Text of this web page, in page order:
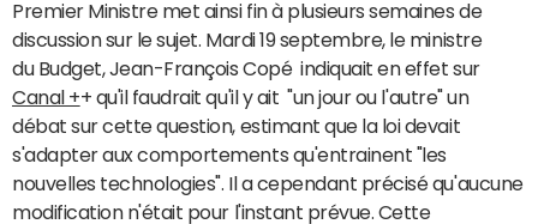
Premier Ministre met ainsi fin à plusieurs semaines de
discussion sur le sujet. Mardi 19 septembre, le ministre
du Budget, Jean-François Copé indiquait en effet sur
Canal ++ qu'il faudrait qu'il y ait "un jour ou l'autre" un
débat sur cette question, estimant que la loi devait
s'adapter aux comportements qu'entrainent "les
nouvelles technologies". Il a cependant précisé qu'aucune
modification n'était pour l'instant prévue. Cette